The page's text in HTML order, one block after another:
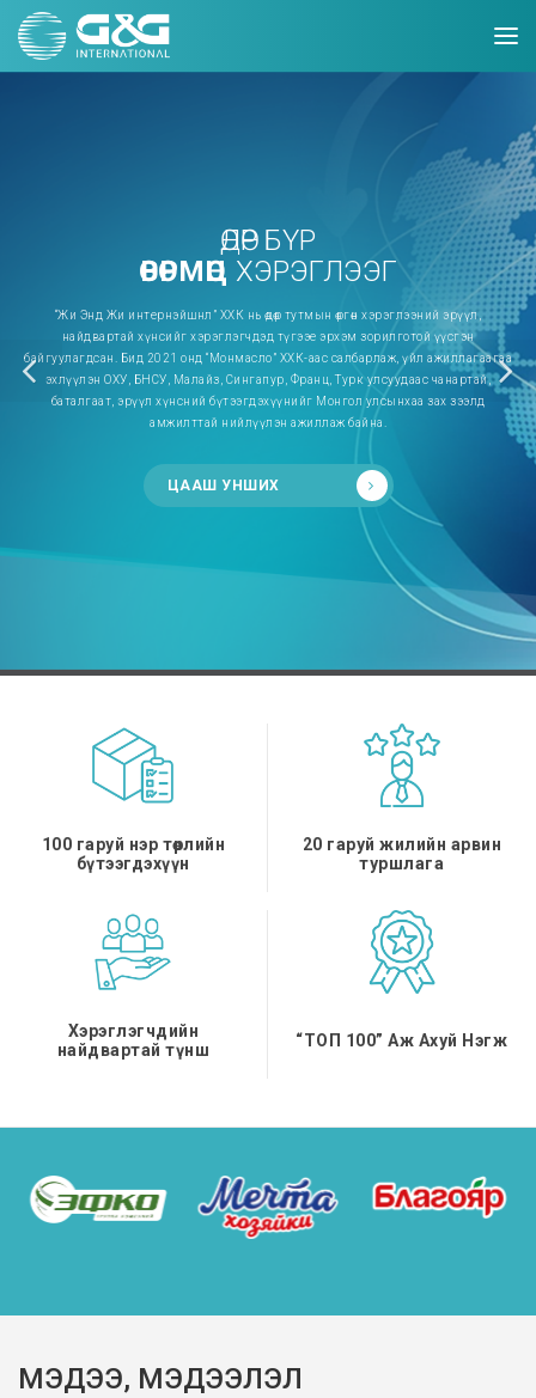
ӨДӨР БҮР
ӨВӨРМӨЦ ХЭРЭГЛЭЭГ
“Жи Энд Жи интернэйшнл” ХХК нь өдөр тутмын өргөн хэрэглээний эрүүл,
найдвартай хүнсийг хэрэглэгчдэд түгээе эрхэм зорилготой үүсгэн
байгуулагдсан. Бид 2021 онд “Монмасло” ХХК-аас салбарлаж, үйл ажиллагаагаа
эхлүүлэн ОХУ, БНСУ, Малайз, Сингапур, Франц, Турк улсуудаас чанартай,
баталгаат, эрүүл хүнсний бүтээгдэхүүнийг Монгол улсынхаа зах зээлд
амжилттай нийлүүлэн ажиллаж байна.
ЦААШ УНШИХ
/
100 гаруй нэр төрлийн
бүтээгдэхүүн
20 гаруй жилийн арвин
туршлага
Хэрэглэгчдийн
найдвартай түнш
“ТОП 100” Аж Ахуй Нэгж
МЭДЭЭ, МЭДЭЭЛЭЛ